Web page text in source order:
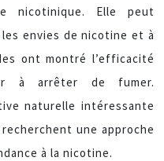
nicotinique. Elle peut
envies de nicotine et à
ont montré l’efficacité
à arrêter de fumer.
naturelle intéressante
une approche
à la nicotine.